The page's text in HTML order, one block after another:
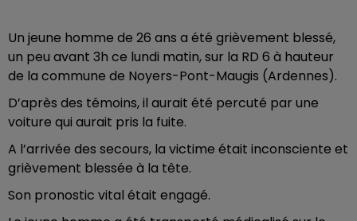
Un jeune homme de 26 ans a été grièvement blessé,
un peu avant 3h ce lundi matin, sur la RD 6 à hauteur
de la commune de Noyers-Pont-Maugis (Ardennes).
D’après des témoins, il aurait été percuté par une
voiture qui aurait pris la fuite.
A l’arrivée des secours, la victime était inconsciente et
grièvement blessée à la tête.
Son pronostic vital était engagé.